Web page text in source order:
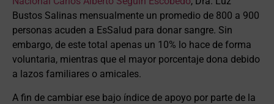
Bustos Salinas mensualmente un promedio de 800 a 900
personas acuden a EsSalud para donar sangre. Sin
embargo, de este total apenas un 10% lo hace de forma
voluntaria, mientras que el mayor porcentaje dona debido
a lazos familiares o amicales.
A fin de cambiar ese bajo índice de apoyo por parte de la